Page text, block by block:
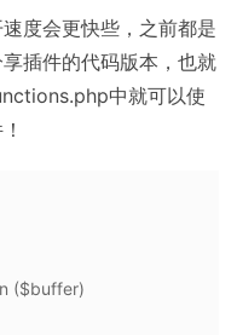
度会更快些，之前都是
插件的代码版本，也就
中就可以使
($buffer)